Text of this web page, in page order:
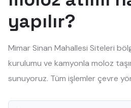
yapılır?
Mimar Sinan Mahallesi Siteleri
kurulumu ve kamyonla moloz
sunuyoruz. Tüm işlemler çevre